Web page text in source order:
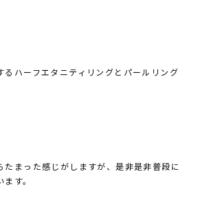
るハーフエタニティリングとパールリング
たまった感じがしますが、是非是非普段に
す。